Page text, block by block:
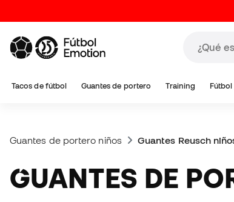
Tacos de fútbol Guantes de portero Training Fútbol
Guantes de portero niños Guantes Reusch
GUANTES DE